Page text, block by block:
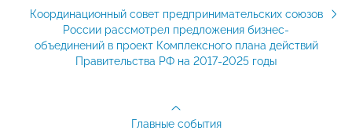
Координационный совет предпринимательских союзов
России рассмотрел предложения бизнес-
объединений в проект Комплексного плана действий
Правительства РФ на 2017-2025 годы
Главные события